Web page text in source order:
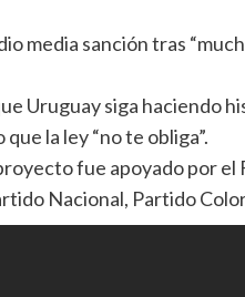
media sanción tras
Uruguay siga haciendo
la ley “no te obliga”.
fue apoyado por el
Nacional, Partido